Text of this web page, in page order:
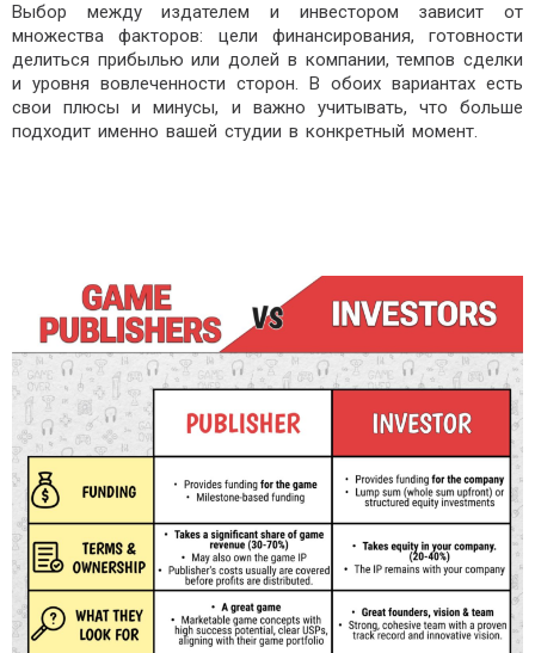
Выбор между издателем и инвестором зависит от
множества факторов: цели финансирования, готовности
делиться прибылью или долей в компании, темпов сделки
и уровня вовлеченности сторон. В обоих вариантах есть
свои плюсы и минусы, и важно учитывать, что больше
подходит именно вашей студии в конкретный момент.